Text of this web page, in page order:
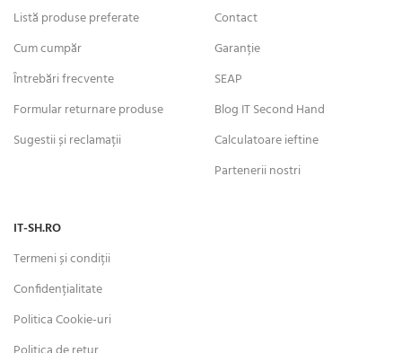
Listă produse preferate
Cum cumpăr
Întrebări frecvente
Formular returnare produse
Sugestii și reclamații
Contact
Garanție
SEAP
Blog IT Second Hand
Calculatoare ieftine
Partenerii nostri
IT-SH.RO
Termeni și condiții
Confidențialitate
Politica Cookie-uri